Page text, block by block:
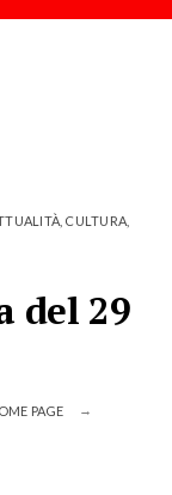
, CULTURA,
del 29
PAGE